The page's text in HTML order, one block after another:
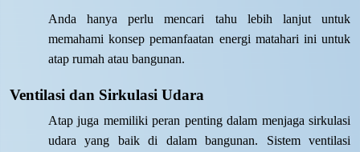
Anda hanya perlu mencari tahu lebih lanjut untuk
memahami konsep pemanfaatan energi matahari ini untuk
atap rumah atau bangunan.
Ventilasi dan Sirkulasi Udara
Atap juga memiliki peran penting dalam menjaga sirkulasi
udara yang baik di dalam bangunan. Sistem ventilasi